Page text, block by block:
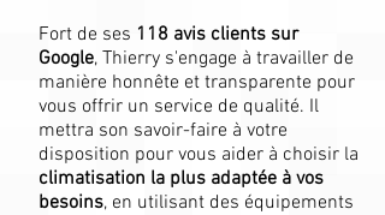
Fort de ses 118 avis clients sur
Google, Thierry s'engage à travailler de
manière honnête et transparente pour
vous offrir un service de qualité. Il
mettra son savoir-faire à votre
disposition pour vous aider à choisir la
climatisation la plus adaptée à vos
besoins, en utilisant des équipements